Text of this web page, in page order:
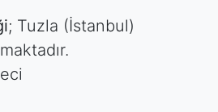
; Tuzla (İstanbul)